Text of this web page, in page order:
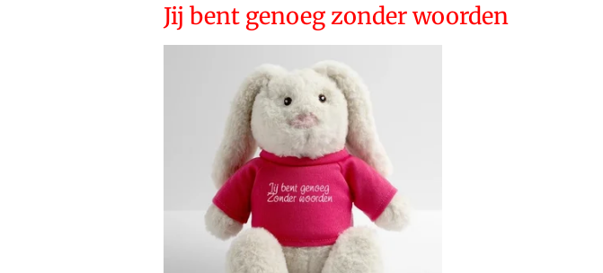
Jij bent genoeg zonder woorden